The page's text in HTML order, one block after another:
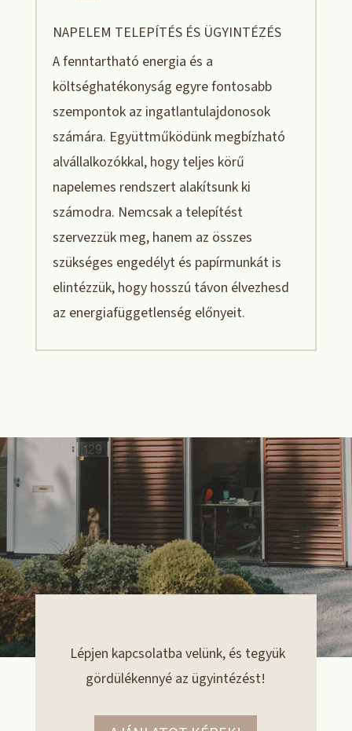
NAPELEM TELEPÍTÉS ÉS ÜGYINTÉZÉS
A fenntartható energia és a
költséghatékonyság egyre fontosabb
szempontok az ingatlantulajdonosok
számára. Együttműködünk megbízható
alvállalkozókkal, hogy teljes körű
napelemes rendszert alakítsunk ki
számodra. Nemcsak a telepítést
szervezzük meg, hanem az összes
szükséges engedélyt és papírmunkát is
elintézzük, hogy hosszú távon élvezhesd
az energiafüggetlenség előnyeit.
Lépjen kapcsolatba velünk, és tegyük
gördülékennyé az ügyintézést!